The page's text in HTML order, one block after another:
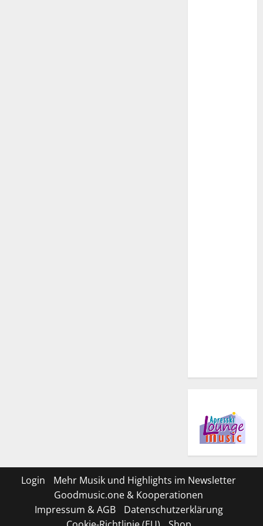
Login
Mehr Musik und Highlights im Newsletter
Goodmusic.one & Kooperationen
Impressum & AGB
Datenschutzerklärung